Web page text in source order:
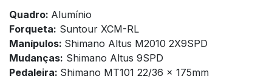
Quadro: Alumínio
Forqueta: Suntour XCM-RL
Manípulos: Shimano Altus M2010 2X9SPD
Mudanças: Shimano Altus 9SPD
Pedaleira: Shimano MT101 22/36 x 175mm